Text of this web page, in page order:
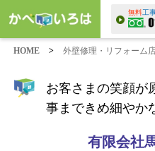
無料工
HOME > 外壁修理・リフォーム
お客さまの笑顔が
事まできめ細やか
有限会社